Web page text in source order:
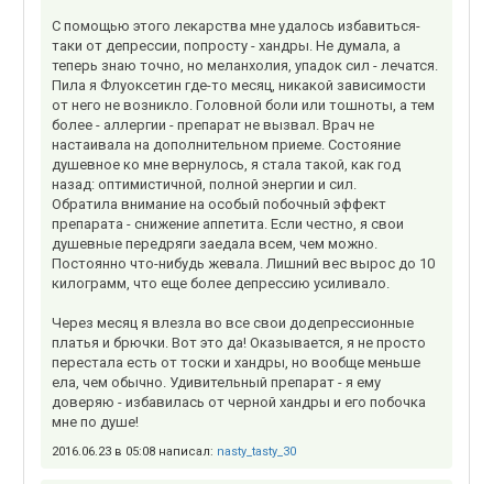
С помощью этого лекарства мне удалось избавиться-
таки от депрессии, попросту - хандры. Не думала, а
теперь знаю точно, но меланхолия, упадок сил - лечатся.
Пила я Флуоксетин где-то месяц, никакой зависимости
от него не возникло. Головной боли или тошноты, а тем
более - аллергии - препарат не вызвал. Врач не
настаивала на дополнительном приеме. Состояние
душевное ко мне вернулось, я стала такой, как год
назад: оптимистичной, полной энергии и сил.
Обратила внимание на особый побочный эффект
препарата - снижение аппетита. Если честно, я свои
душевные передряги заедала всем, чем можно.
Постоянно что-нибудь жевала. Лишний вес вырос до 10
килограмм, что еще более депрессию усиливало.
Через месяц я влезла во все свои додепрессионные
платья и брючки. Вот это да! Оказывается, я не просто
перестала есть от тоски и хандры, но вообще меньше
ела, чем обычно. Удивительный препарат - я ему
доверяю - избавилась от черной хандры и его побочка
мне по душе!
2016.06.23 в 05:08 написал: nasty_tasty_30